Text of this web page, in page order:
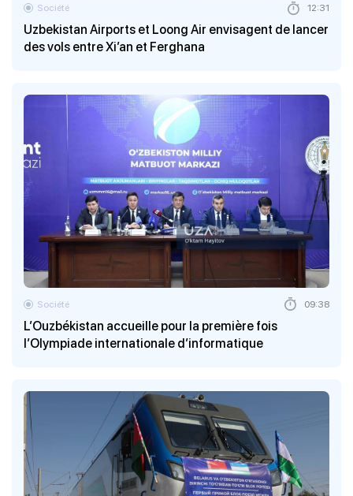
Uzbekistan Airports et Loong Air envisagent de lancer
des vols entre Xi’an et Ferghana
Société 12:31
L’Ouzbékistan accueille pour la première fois
l’Olympiade internationale d’informatique
Société 09:38